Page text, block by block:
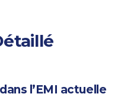
l’EMI actuelle